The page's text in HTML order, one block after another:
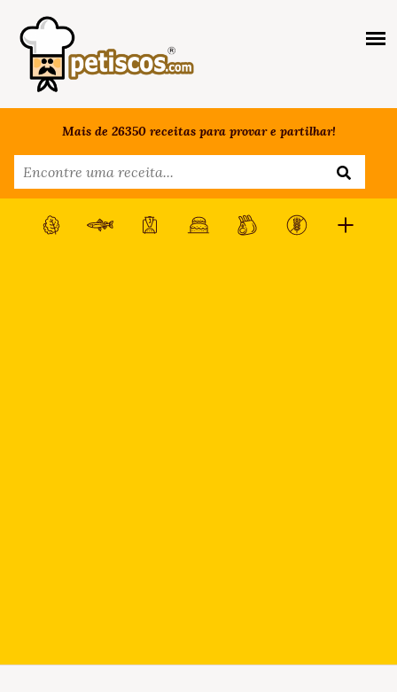
Mais de 26350 receitas para provar e partilhar!